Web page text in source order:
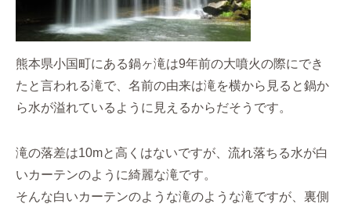
熊本県小国町にある鍋ヶ滝は9年前の大噴火の際にでき
たと言われる滝で、名前の由来は滝を横から見ると鍋か
ら水が溢れているように見えるからだそうです。
滝の落差は10mと高くはないですが、流れ落ちる水が白
いカーテンのように綺麗な滝です。
そんな白いカーテンのような滝のような滝ですが、裏側